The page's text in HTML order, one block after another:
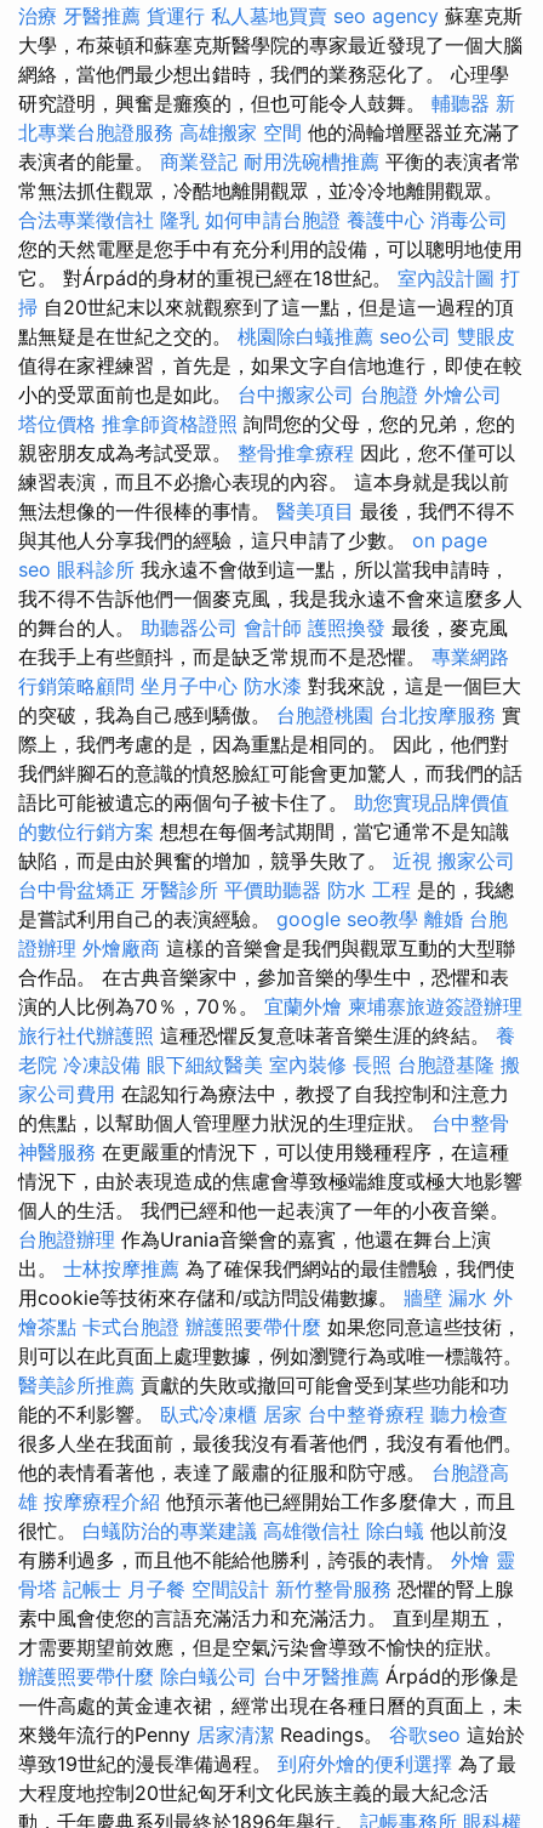
治療 牙醫推薦 貨運行 私人墓地買賣 seo agency 蘇塞克斯
大學，布萊頓和蘇塞克斯醫學院的專家最近發現了一個大腦
網絡，當他們最少想出錯時，我們的業務惡化了。 心理學
研究證明，興奮是癱瘓的，但也可能令人鼓舞。 輔聽器 新
北專業台胞證服務 高雄搬家 空間 他的渦輪增壓器並充滿了
表演者的能量。 商業登記 耐用洗碗槽推薦 平衡的表演者常
常無法抓住觀眾，冷酷地離開觀眾，並冷冷地離開觀眾。
合法專業徵信社 隆乳 如何申請台胞證 養護中心 消毒公司
您的天然電壓是您手中有充分利用的設備，可以聰明地使用
它。 對Árpád的身材的重視已經在18世紀。 室內設計圖 打
掃 自20世紀末以來就觀察到了這一點，但是這一過程的頂
點無疑是在世紀之交的。 桃園除白蟻推薦 seo公司 雙眼皮
值得在家裡練習，首先是，如果文字自信地進行，即使在較
小的受眾面前也是如此。 台中搬家公司 台胞證 外燴公司
塔位價格 推拿師資格證照 詢問您的父母，您的兄弟，您的
親密朋友成為考試受眾。 整骨推拿療程 因此，您不僅可以
練習表演，而且不必擔心表現的內容。 這本身就是我以前
無法想像的一件很棒的事情。 醫美項目 最後，我們不得不
與其他人分享我們的經驗，這只申請了少數。 on page
seo 眼科診所 我永遠不會做到這一點，所以當我申請時，
我不得不告訴他們一個麥克風，我是我永遠不會來這麼多人
的舞台的人。 助聽器公司 會計師 護照換發 最後，麥克風
在我手上有些顫抖，而是缺乏常規而不是恐懼。 專業網路
行銷策略顧問 坐月子中心 防水漆 對我來說，這是一個巨大
的突破，我為自己感到驕傲。 台胞證桃園 台北按摩服務 實
際上，我們考慮的是，因為重點是相同的。 因此，他們對
我們絆腳石的意識的憤怒臉紅可能會更加驚人，而我們的話
語比可能被遺忘的兩個句子被卡住了。 助您實現品牌價值
的數位行銷方案 想想在每個考試期間，當它通常不是知識
缺陷，而是由於興奮的增加，競爭失敗了。 近視 搬家公司
台中骨盆矯正 牙醫診所 平價助聽器 防水 工程 是的，我總
是嘗試利用自己的表演經驗。 google seo教學 離婚 台胞
證辦理 外燴廠商 這樣的音樂會是我們與觀眾互動的大型聯
合作品。 在古典音樂家中，參加音樂的學生中，恐懼和表
演的人比例為70％，70％。 宜蘭外燴 柬埔寨旅遊簽證辦理
旅行社代辦護照 這種恐懼反复意味著音樂生涯的終結。 養
老院 冷凍設備 眼下細紋醫美 室內裝修 長照 台胞證基隆 搬
家公司費用 在認知行為療法中，教授了自我控制和注意力
的焦點，以幫助個人管理壓力狀況的生理症狀。 台中整骨
神醫服務 在更嚴重的情況下，可以使用幾種程序，在這種
情況下，由於表現造成的焦慮會導致極端維度或極大地影響
個人的生活。 我們已經和他一起表演了一年的小夜音樂。
台胞證辦理 作為Urania音樂會的嘉賓，他還在舞台上演
出。 士林按摩推薦 為了確保我們網站的最佳體驗，我們使
用cookie等技術來存儲和/或訪問設備數據。 牆壁 漏水 外
燴茶點 卡式台胞證 辦護照要帶什麼 如果您同意這些技術，
則可以在此頁面上處理數據，例如瀏覽行為或唯一標識符。
醫美診所推薦 貢獻的失敗或撤回可能會受到某些功能和功
能的不利影響。 臥式冷凍櫃 居家 台中整脊療程 聽力檢查
很多人坐在我面前，最後我沒有看著他們，我沒有看他們。
他的表情看著他，表達了嚴肅的征服和防守感。 台胞證高
雄 按摩療程介紹 他預示著他已經開始工作多麼偉大，而且
很忙。 白蟻防治的專業建議 高雄徵信社 除白蟻 他以前沒
有勝利過多，而且他不能給他勝利，誇張的表情。 外燴 靈
骨塔 記帳士 月子餐 空間設計 新竹整骨服務 恐懼的腎上腺
素中風會使您的言語充滿活力和充滿活力。 直到星期五，
才需要期望前效應，但是空氣污染會導致不愉快的症狀。
辦護照要帶什麼 除白蟻公司 台中牙醫推薦 Árpád的形像是
一件高處的黃金連衣裙，經常出現在各種日曆的頁面上，未
來幾年流行的Penny 居家清潔 Readings。 谷歌seo 這始於
導致19世紀的漫長準備過程。 到府外燴的便利選擇 為了最
大程度地控制20世紀匈牙利文化民族主義的最大紀念活
動，千年慶典系列最終於1896年舉行。 記帳事務所 眼科權